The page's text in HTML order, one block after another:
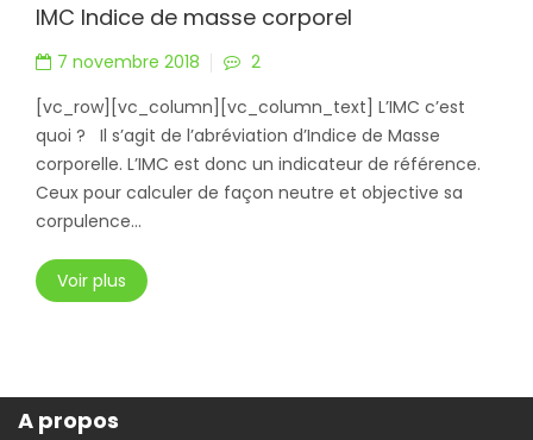
IMC Indice de masse corporel
7 novembre 2018
2
[vc_row][vc_column][vc_column_text] L’IMC c’est
quoi ? Il s’agit de l’abréviation d’Indice de Masse
corporelle. L’IMC est donc un indicateur de référence.
Ceux pour calculer de façon neutre et objective sa
corpulence...
Voir plus
A propos